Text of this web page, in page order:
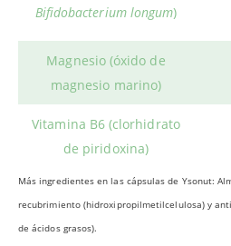
Bifidobacterium longum)
Magnesio (óxido de
magnesio marino)
Vitamina B6 (clorhidrato
de piridoxina)
Más ingredientes en las cápsulas de Ysonut:
recubrimiento (hidroxipropilmetilcelulosa) y
de ácidos grasos).